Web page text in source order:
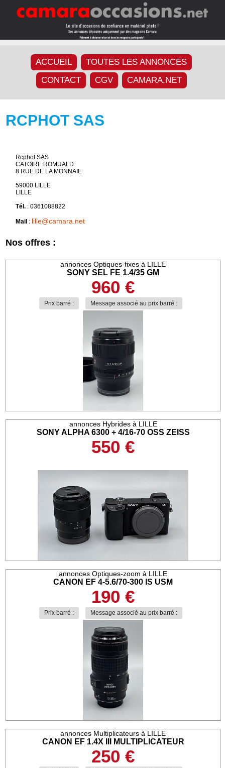
ACCUEIL
TOUTES LES ANNONCES
CONTACT
CGV CAMARA.NET
RCPHOT SAS
Rcphot SAS
CATOIRE ROMUALD
8 RUE DE LA MONNAIE
59000 LILLE
LILLE
Tél. : 0361088822
Mail : lille@camara.net
Nos offres :
annonces Optiques-fixes à LILLE
SONY SEL FE 1.4/35 GM
960 €
Prix barré : Message associé au prix barré :
annonces Hybrides à LILLE
SONY ALPHA 6300 + 4/16-70 OSS ZEISS
550 €
annonces Optiques-zoom à LILLE
CANON EF 4-5.6/70-300 IS USM
190 €
Prix barré : Message associé au prix barré :
annonces Multiplicateurs à LILLE
CANON EF 1.4X III MULTIPLICATEUR
250 €